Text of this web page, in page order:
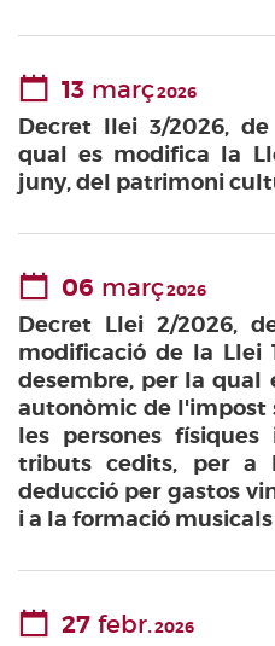
13 març2026
Decret llei 3/2026,
qual es modifica la
juny, del patrimoni
06 març2026
Decret Llei 2/2026,
modificació de la Llei
desembre, per la qual
autonòmic de l'impost
les persones
tributs cedits, per a
deducció per gastos
i a la formació musicals
27 febr.2026